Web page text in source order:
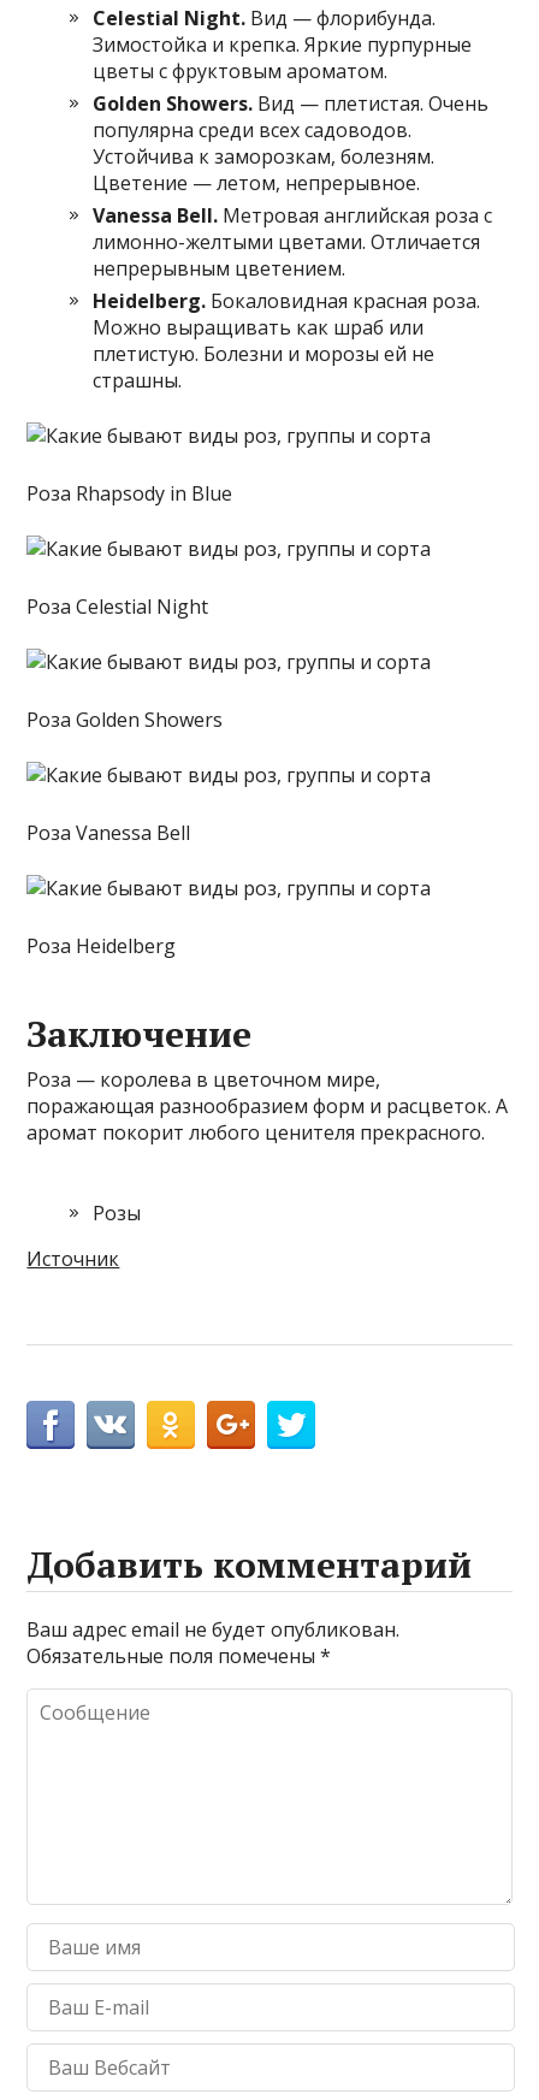
Celestial Night. Вид — флорибунда.
Зимостойка и крепка. Яркие пурпурные
цветы с фруктовым ароматом.
Golden Showers. Вид — плетистая. Очень
популярна среди всех садоводов.
Устойчива к заморозкам, болезням.
Цветение — летом, непрерывное.
Vanessa Bell. Метровая английская роза с
лимонно-желтыми цветами. Отличается
непрерывным цветением.
Heidelberg. Бокаловидная красная роза.
Можно выращивать как шраб или
плетистую. Болезни и морозы ей не
страшны.
Роза Rhapsody in Blue
Роза Celestial Night
Роза Golden Showers
Роза Vanessa Bell
Роза Heidelberg
Заключение
Роза — королева в цветочном мире,
поражающая разнообразием форм и расцветок. А
аромат покорит любого ценителя прекрасного.
Розы
Источник
Добавить комментарий
Ваш адрес email не будет опубликован.
Обязательные поля помечены*